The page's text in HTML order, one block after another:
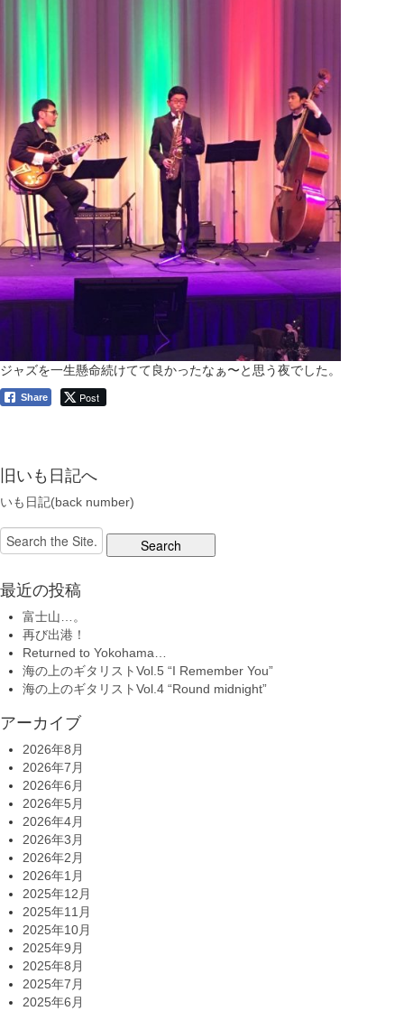
ジャズを一生懸命続けてて良かったなぁ〜と思う夜でした。
Share Post
旧いも日記へ
いも日記(back number)
Search
for:
最近の投稿
富士山…。
再び出港！
Returned to Yokohama…
海の上のギタリストVol.5 “I Remember You”
海の上のギタリストVol.4 “Round midnight”
アーカイブ
2026年8月
2026年7月
2026年6月
2026年5月
2026年4月
2026年3月
2026年2月
2026年1月
2025年12月
2025年11月
2025年10月
2025年9月
2025年8月
2025年7月
2025年6月